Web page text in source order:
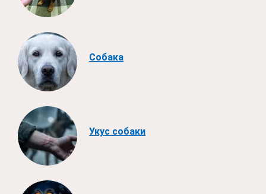
Собака
Укус собаки